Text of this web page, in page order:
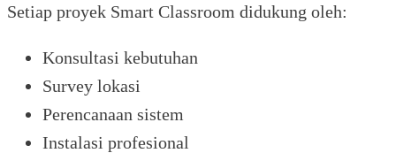
Setiap proyek Smart Classroom didukung oleh:
Konsultasi kebutuhan
Survey lokasi
Perencanaan sistem
Instalasi profesional